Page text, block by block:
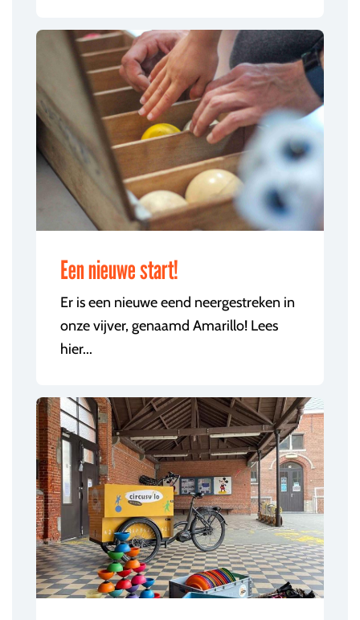
Een nieuwe start!
Er is een nieuwe eend neergestreken in
onze vijver, genaamd Amarillo! Lees
hier...